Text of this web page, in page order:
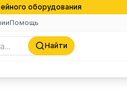
оборудования
Помощь
Найти